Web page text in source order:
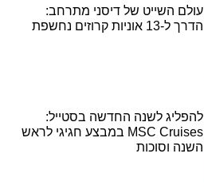
עולם השייט של דיסני מתרחב:
הדרך ל-13 אוניות קרוזים נחשפת
להפליג לשנה החדשה בסטייל:
MSC Cruises במבצע חגיגי לראש
השנה וסוכות